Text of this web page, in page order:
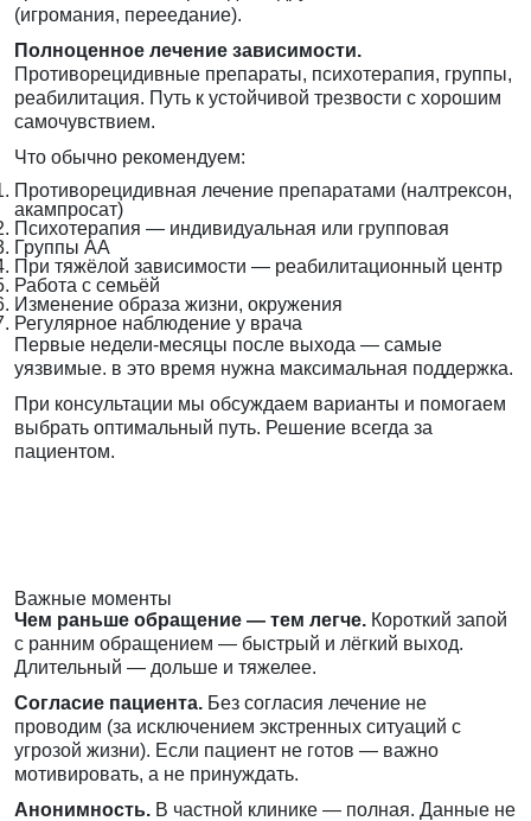
(игромания, переедание).
Полноценное лечение зависимости.
Противорецидивные препараты, психотерапия, группы,
реабилитация. Путь к устойчивой трезвости с хорошим
самочувствием.
Что обычно рекомендуем:
Противорецидивная лечение препаратами (налтрексон,
акампросат)
Психотерапия — индивидуальная или групповая
Группы АА
При тяжёлой зависимости — реабилитационный центр
Работа с семьёй
Изменение образа жизни, окружения
Регулярное наблюдение у врача
Первые недели-месяцы после выхода — самые
уязвимые. в это время нужна максимальная поддержка.
При консультации мы обсуждаем варианты и помогаем
выбрать оптимальный путь. Решение всегда за
пациентом.
Важные моменты
Чем раньше обращение — тем легче. Короткий запой
с ранним обращением — быстрый и лёгкий выход.
Длительный — дольше и тяжелее.
Согласие пациента. Без согласия лечение не
проводим (за исключением экстренных ситуаций с
угрозой жизни). Если пациент не готов — важно
мотивировать, а не принуждать.
Анонимность. В частной клинике — полная. Данные не